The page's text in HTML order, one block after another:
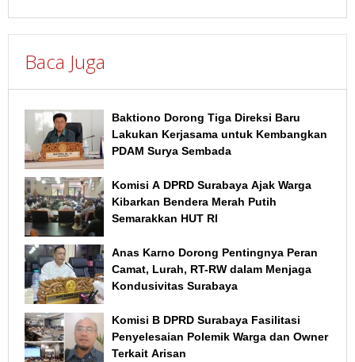
Baca Juga
Baktiono Dorong Tiga Direksi Baru
Lakukan Kerjasama untuk Kembangkan
PDAM Surya Sembada
Komisi A DPRD Surabaya Ajak Warga
Kibarkan Bendera Merah Putih
Semarakkan HUT RI
Anas Karno Dorong Pentingnya Peran
Camat, Lurah, RT-RW dalam Menjaga
Kondusivitas Surabaya
Komisi B DPRD Surabaya Fasilitasi
Penyelesaian Polemik Warga dan Owner
Terkait Arisan